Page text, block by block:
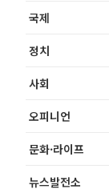
국제
정치
사회
오피니언
문화·라이프
뉴스발전소